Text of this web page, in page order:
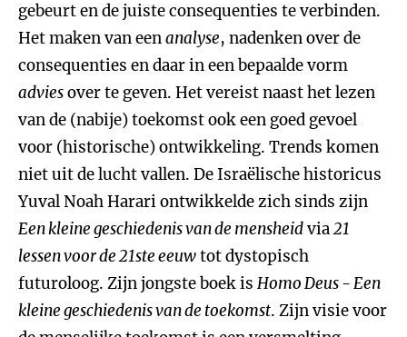
gebeurt en de juiste consequenties te verbinden.
Het maken van eenanalyse, nadenken over de
consequenties en daar in een bepaalde vorm
adviesover te geven. Het vereist naast het lezen
van de (nabije) toekomst ook een goed gevoel
voor (historische) ontwikkeling. Trends komen
niet uit de lucht vallen. De Israëlische historicus
Yuval Noah Harari ontwikkelde zich sinds zijn
Een kleine geschiedenis van de mensheidvia21
lessen voor de 21steeeuwtot dystopisch
futuroloog. Zijn jongste boek is Homo Deus-Een
kleine geschiedenis van de toekomst. Zijn visie voor